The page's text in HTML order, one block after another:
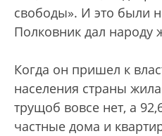
свободы». И это были
Полковник дал народу
Когда он пришел к
населения страны
трущоб вовсе нет, а
частные дома и